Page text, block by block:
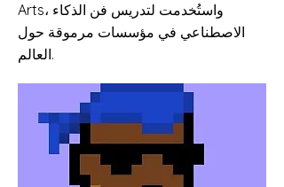
Arts، واستُخدمت لتدريس فن الذكاء
الاصطناعي في مؤسسات مرموقة حول
العالم.